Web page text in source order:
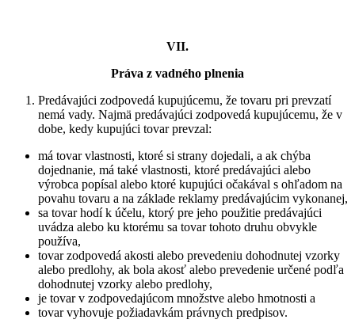
VII.
Práva z vadného plnenia
Predávajúci zodpovedá kupujúcemu, že tovaru pri prevzatí
nemá vady. Najmä predávajúci zodpovedá kupujúcemu, že v
dobe, kedy kupujúci tovar prevzal:
má tovar vlastnosti, ktoré si strany dojedali, a ak chýba
dojednanie, má také vlastnosti, ktoré predávajúci alebo
výrobca popísal alebo ktoré kupujúci očakával s ohľadom na
povahu tovaru a na základe reklamy predávajúcim vykonanej,
sa tovar hodí k účelu, ktorý pre jeho použitie predávajúci
uvádza alebo ku ktorému sa tovar tohoto druhu obvykle
používa,
tovar zodpovedá akosti alebo prevedeniu dohodnutej vzorky
alebo predlohy, ak bola akosť alebo prevedenie určené podľa
dohodnutej vzorky alebo predlohy,
je tovar v zodpovedajúcom množstve alebo hmotnosti a
tovar vyhovuje požiadavkám právnych predpisov.